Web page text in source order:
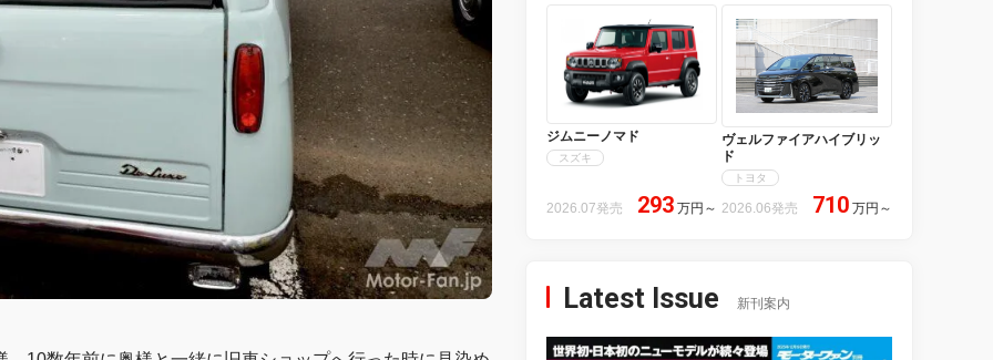
ジムニーノマド
スズキ
2026.07発売 293 万円 ～
ヴェルファイアハイブリッ
ド
トヨタ
2026.06発売 710 万円 ～
Latest Issue 新刊案内